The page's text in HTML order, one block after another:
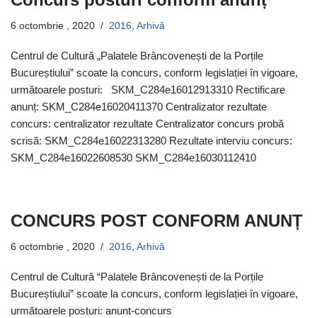
6 octombrie , 2020 2016 Arhivă
Centrul de Cultură „Palatele Brâncovenești de la Porțile
Bucureștiului” scoate la concurs, conform legislației în vigoare,
următoarele posturi: SKM_C284e16012913310 Rectificare
anunț: SKM_C284e16020411370 Centralizator rezultate
concurs: centralizator rezultate Centralizator concurs probă
scrisă: SKM_C284e16022313280 Rezultate interviu concurs:
SKM_C284e16022608530 SKM_C284e16030112410
CONCURS POST CONFORM ANUNȚ
6 octombrie , 2020 2016 Arhivă
Centrul de Cultură “Palatele Brâncovenești de la Porțile
Bucureștiului” scoate la concurs, conform legislației în vigoare,
următoarele posturi: anunt-concurs